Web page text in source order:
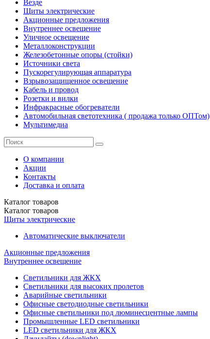
Везде
Щиты электрические
Акционные предложения
Внутреннее освещение
Уличное освещение
Металлоконструкции
Железобетонные опоры (стойки)
Источники света
Пускорегулирующая аппаратура
Взрывозащищенное освещение
Кабель и провод
Розетки и вилки
Инфракрасные обогреватели
Автомобильная светотехника ( продажа только ОПТом)
Мультимедиа
О компании
Акции
Контакты
Доставка и оплата
Каталог товаров
Каталог товаров
Щиты электрические
Автоматические выключатели
Акционные предложения
Внутреннее освещение
Светильники для ЖКХ
Светильники для высоких пролетов
Аварийные светильники
Офисные светодиодные светильники
Офисные светильники под люминесцентные лампы
Промышленные LED светильники
LED светильники для ЖКХ